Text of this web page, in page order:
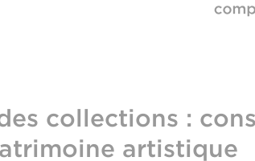
collections :
artistique